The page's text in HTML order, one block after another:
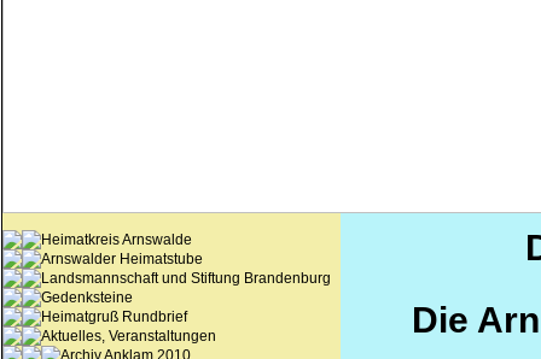
Heimatkreis Arnswalde
Arnswalder Heimatstube
Landsmannschaft und Stiftung Brandenburg
Gedenksteine
Heimatgruß Rundbrief
Aktuelles, Veranstaltungen
Archiv Anklam 2010
Die